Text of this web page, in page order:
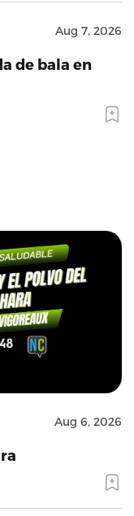
Aug 7, 2026
de bala en
Aug 6, 2026